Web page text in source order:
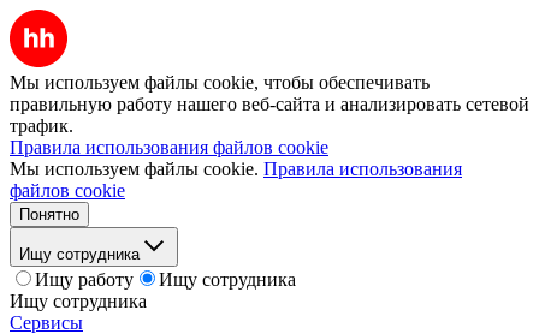
Мы используем файлы cookie, чтобы обеспечивать
правильную работу нашего веб-сайта и анализировать сетевой
трафик.
Правила использования файлов cookie
Мы используем файлы cookie. Правила использования
файлов cookie
Понятно
Ищу сотрудника
Ищу работу
Ищу сотрудника
Ищу сотрудника
Сервисы